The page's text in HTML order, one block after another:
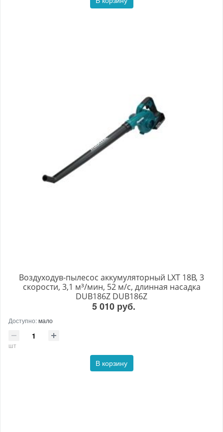
Воздуходув-пылесос аккумуляторный LXT 18В, 3
скорости, 3,1 м³/мин, 52 м/с, длинная насадка
DUB186Z DUB186Z
5 010 руб.
Доступно:мало
шт
В корзину